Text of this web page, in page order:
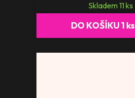
Skladem11ks
DO KOŠÍKU1 ks